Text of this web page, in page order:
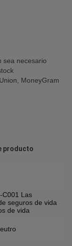
sea necesario
MoneyGram
producto
C001 Las
seguros de vida
de vida